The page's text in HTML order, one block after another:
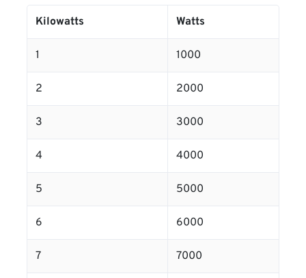
Kilowatts Watts
1 1000
2 2000
3 3000
4 4000
5 5000
6 6000
7 7000